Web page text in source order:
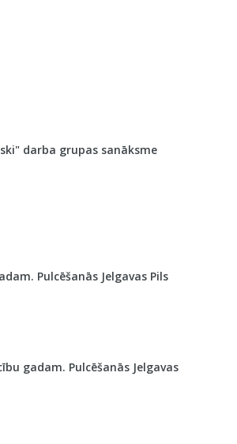
darba grupas sanāksme
Pulcēšanās Jelgavas Pils
gadam. Pulcēšanās Jelgavas